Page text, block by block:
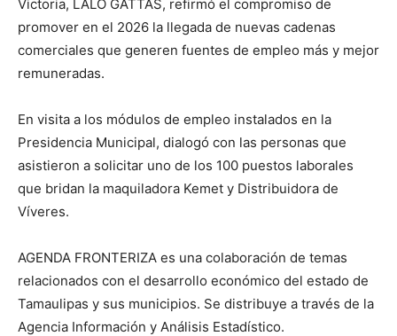
Victoria, LALO GATTÁS, refirmó el compromiso de
promover en el 2026 la llegada de nuevas cadenas
comerciales que generen fuentes de empleo más y mejor
remuneradas.
En visita a los módulos de empleo instalados en la
Presidencia Municipal, dialogó con las personas que
asistieron a solicitar uno de los 100 puestos laborales
que bridan la maquiladora Kemet y Distribuidora de
Víveres.
AGENDA FRONTERIZA es una colaboración de temas
relacionados con el desarrollo económico del estado de
Tamaulipas y sus municipios. Se distribuye a través de la
Agencia Información y Análisis Estadístico.